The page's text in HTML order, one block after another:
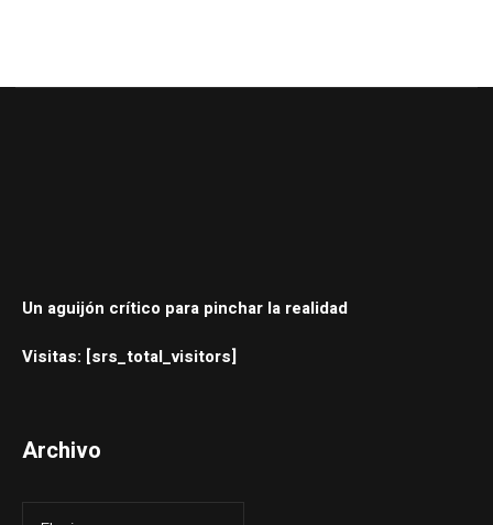
Un aguijón crítico para pinchar la realidad
Visitas: [srs_total_visitors]
Archivo